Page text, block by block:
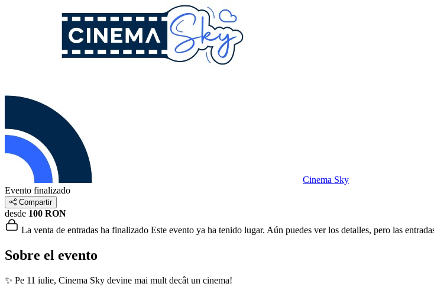
Cinema Sky
Evento finalizado
Compartir
desde 100 RON
La venta de entradas ha finalizado Este evento ya ha tenido lugar. Aún puedes ver los detalles, pero las
Sobre el evento
✨ Pe 11 iulie, Cinema Sky devine mai mult decât un cinema!